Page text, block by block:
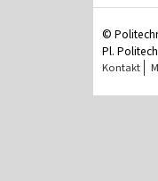
©
Pl.
Kontakt